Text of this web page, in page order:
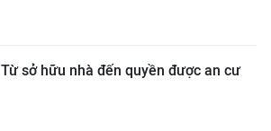
Từ sở hữu nhà đến quyền được an cư